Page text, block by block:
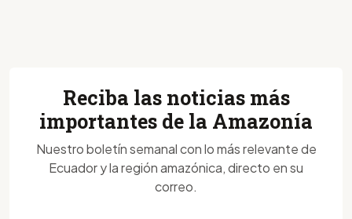
Reciba las noticias más
importantes de la Amazonía
Nuestro boletín semanal con lo más relevante de
Ecuador y la región amazónica, directo en su
correo.